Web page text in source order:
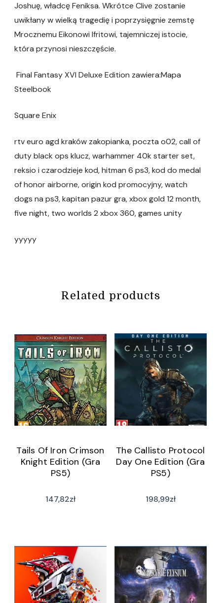
Joshuę, władcę Feniksa. Wkrótce Clive zostanie
uwikłany w wielką tragedię i poprzysięgnie zemstę
Mrocznemu Eikonowi Ifritowi, tajemniczej istocie,
która przynosi nieszczęście.
Final Fantasy XVI Deluxe Edition zawiera:Mapa
Steelbook
Square Enix
rtv euro agd kraków zakopianka, poczta o02, call of
duty black ops klucz, warhammer 40k starter set,
reksio i czarodzieje kod, hitman 6 ps3, kod do medal
of honor airborne, origin kod promocyjny, watch
dogs na ps3, kapitan pazur gra, xbox gold 12 month,
five night, two worlds 2 xbox 360, games unity
yyyyy
Related products
Tails Of Iron Crimson
Knight Edition (Gra
PS5)
147,82zł
The Callisto Protocol
Day One Edition (Gra
PS5)
198,99zł